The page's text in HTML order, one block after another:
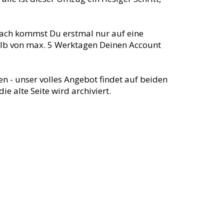
kommst Du erstmal nur auf eine
von max. 5 Werktagen Deinen Account
- unser volles Angebot findet auf beiden
alte Seite wird archiviert.